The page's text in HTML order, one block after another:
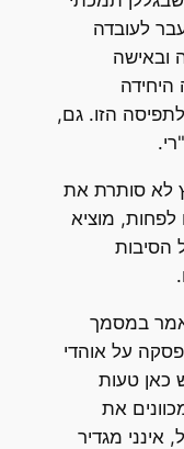
לעובדה
ובאישה
הזו. גם,
לא סותרת את
מוציא
הסיבות
במסמך
על אוהדי
כאן טעות
את
מגדיר